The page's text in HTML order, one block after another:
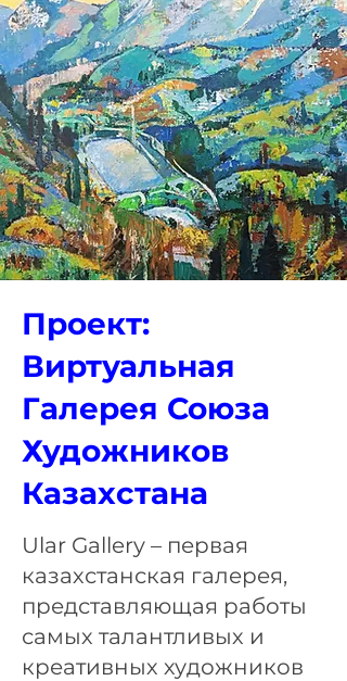
Проект:
Виртуальная
Галерея Союза
Художников
Казахстана
Ular Gallery – первая
казахстанская галерея,
представляющая работы
самых талантливых и
креативных художников